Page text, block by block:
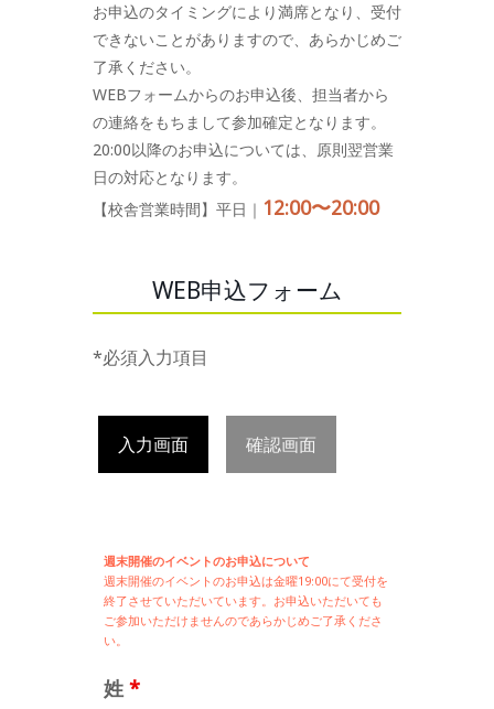
お申込のタイミングにより満席となり、受付
できないことがありますので、あらかじめご
了承ください。
WEBフォームからのお申込後、担当者から
の連絡をもちまして参加確定となります。
20:00以降のお申込については、原則翌営業
日の対応となります。
【校舎営業時間】平日｜ 12:00〜20:00
WEB申込フォーム
*必須入力項目
入力画面 確認画面
週末開催のイベントのお申込について
週末開催のイベントのお申込は金曜19:00にて受付を
終了させていただいています。お申込いただいても
ご参加いただけませんのであらかじめご了承くださ
い。
姓 *